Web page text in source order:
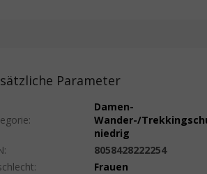
Parameter
:
Damen-
Wander-/
niedrig
:
8058428222254
:
Frauen